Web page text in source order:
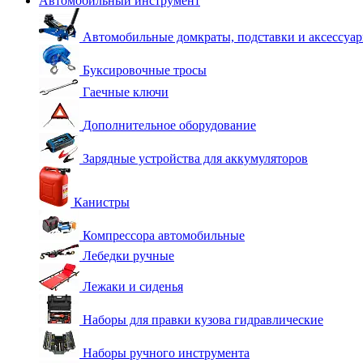
Автомобильные домкраты, подставки и
Буксировочные тросы
Гаечные ключи
Дополнительное оборудование
Зарядные устройства для аккумуляторов
Канистры
Компрессора автомобильные
Лебедки ручные
Лежаки и сиденья
Наборы для правки кузова гидравлические
Наборы ручного инструмента